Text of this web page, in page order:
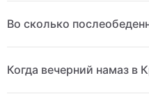
Во сколько
Когда вечерний намаз в